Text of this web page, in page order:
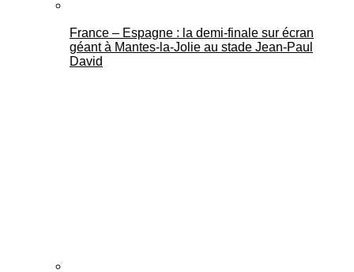
France – Espagne : la demi-finale sur écran
géant à Mantes-la-Jolie au stade Jean-Paul
David